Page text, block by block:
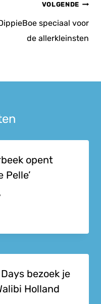
VOLGENDE
speciaal voor
de allerkleinsten
opent
Pelle’
bezoek je
Holland